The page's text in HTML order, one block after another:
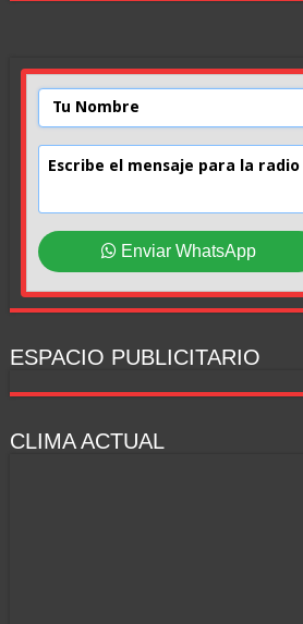
Enviar WhatsApp
ESPACIO PUBLICITARIO
CLIMA ACTUAL